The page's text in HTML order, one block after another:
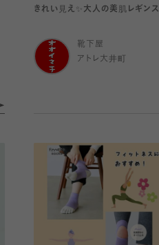
きれい見え✨大人の美肌レギンス
靴下屋
アトレ大井町